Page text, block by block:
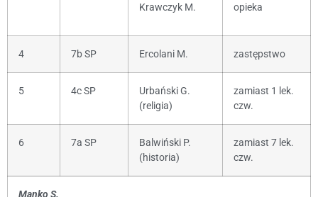
Krawczyk M. opieka
4 7b SP Ercolani M. zastępstwo
5 4c SP
Urbański G.
(religia)
zamiast 1 lek.
czw.
6 7a SP
Balwiński P.
(historia)
zamiast 7 lek.
czw.